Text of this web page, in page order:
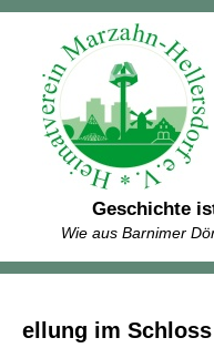
Geschichte
Wie aus Barnimer
ellung im